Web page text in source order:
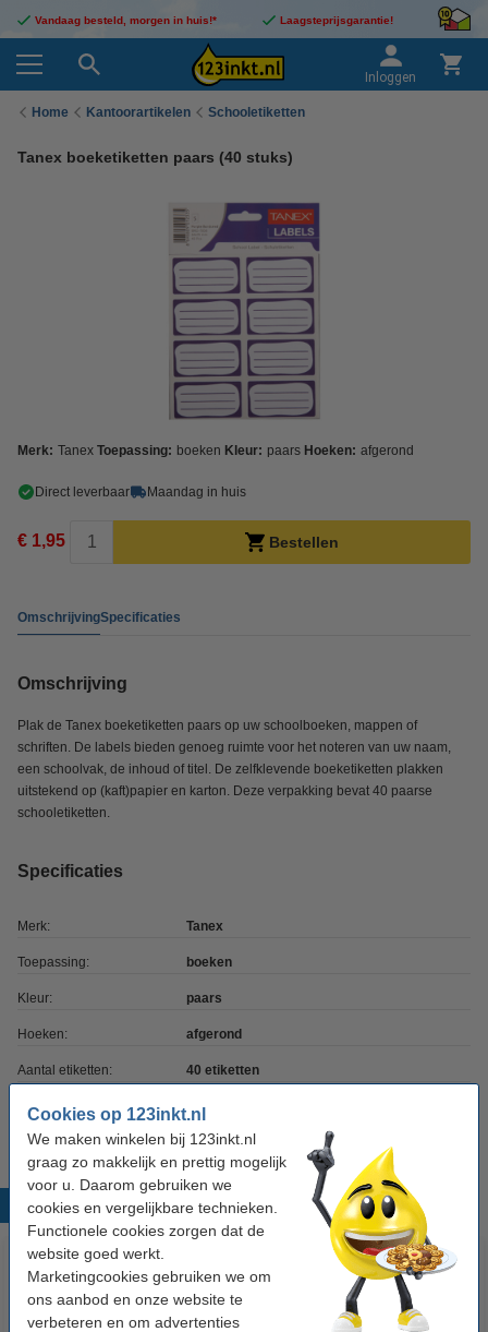
Cookies op 123inkt.nl
We maken winkelen bij 123inkt.nl
graag zo makkelijk en prettig mogelijk
voor u. Daarom gebruiken we
cookies en vergelijkbare technieken.
Functionele cookies zorgen dat de
website goed werkt.
Marketingcookies gebruiken we om
ons aanbod en onze website te
verbeteren en om advertenties
Vandaag besteld, morgen in huis!* Laagsteprijsgarantie!
Inloggen
Home Kantoorartikelen Schooletiketten
Tanex boeketiketten paars (40 stuks)
Merk: Tanex Toepassing: boeken Kleur: paars Hoeken: afgerond
Direct leverbaar Maandag in huis
€ 1,95 Bestellen
OmschrijvingSpecificaties
Omschrijving
Plak de Tanex boeketiketten paars op uw schoolboeken, mappen of
schriften. De labels bieden genoeg ruimte voor het noteren van uw naam,
een schoolvak, de inhoud of titel. De zelfklevende boeketiketten plakken
uitstekend op (kaft)papier en karton. Deze verpakking bevat 40 paarse
schooletiketten.
Specificaties
Merk: Tanex
Toepassing: boeken
Kleur: paars
Hoeken: afgerond
Aantal etiketten: 40 etiketten
Aantal vel: 5 vel
Populaire producten